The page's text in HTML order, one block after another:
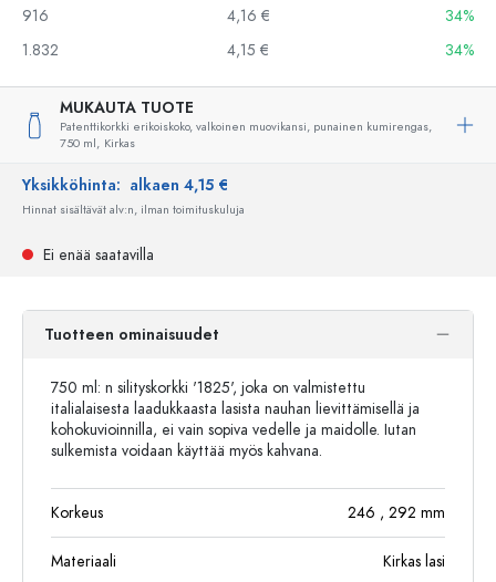
916
4,16 €
34%
1.832
4,15 € 34%
MUKAUTA TUOTE
Patenttikorkki erikoiskoko, valkoinen muovikansi, punainen kumirengas,
750 ml, Kirkas
Yksikköhinta: alkaen 4,15 €
Hinnat sisältävät alv:n, ilman toimituskuluja
Ei enää saatavilla
Tuotteen ominaisuudet
750 ml: n silityskorkki '1825', joka on valmistettu
italialaisesta laadukkaasta lasista nauhan lievittämisellä ja
kohokuvioinnilla, ei vain sopiva vedelle ja maidolle. Iutan
sulkemista voidaan käyttää myös kahvana.
Korkeus 246 , 292 mm
Materiaali Kirkas lasi